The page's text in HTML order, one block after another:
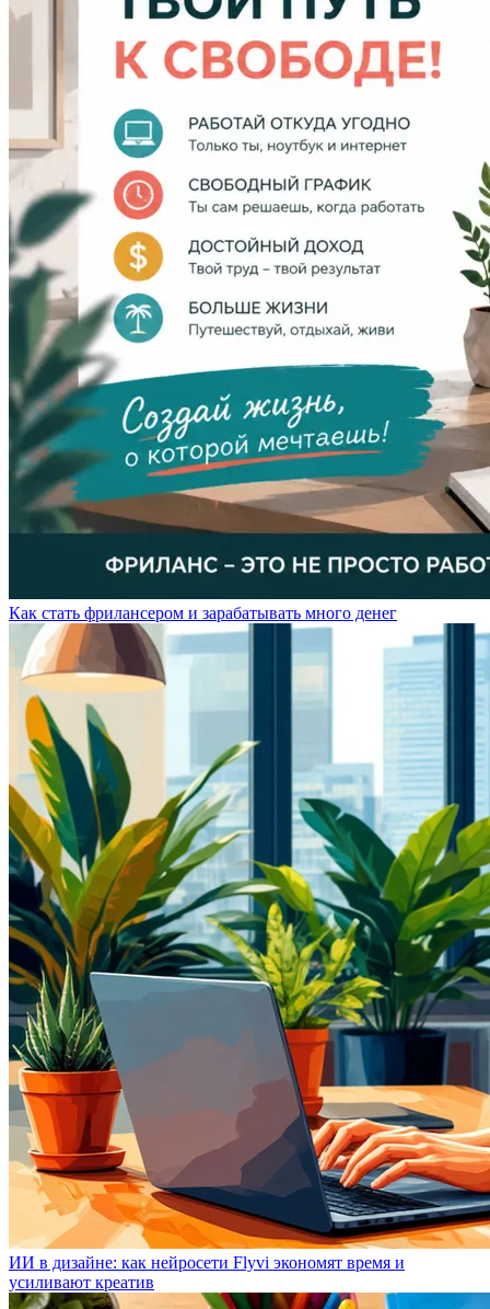
Как стать фрилансером и зарабатывать много денег
ИИ в дизайне: как нейросети Flyvi экономят время и
усиливают креатив